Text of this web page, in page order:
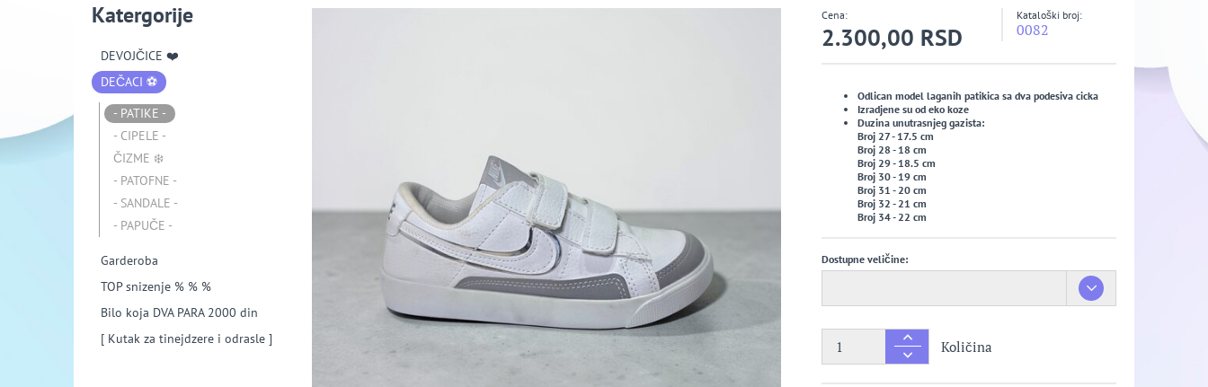
Katergorije
DEVOJČICE ❤️
DEČACI ⚽️
- PATIKE -
- CIPELE -
ČIZME ❄️
- PATOFNE -
- SANDALE -
- PAPUČE -
Garderoba
TOP snizenje % % %
Bilo koja DVA PARA 2000 din
[ Kutak za tinejdzere i odrasle ]
Cena:
2.300,00 RSD
Kataloški broj:
0082
Odlican model laganih patikica sa dva podesiva cicka
Izradjene su od eko koze
Duzina unutrasnjeg gazista:
Broj 27 - 17.5 cm
Broj 28 - 18 cm
Broj 29 - 18.5 cm
Broj 30 - 19 cm
Broj 31 - 20 cm
Broj 32 - 21 cm
Broj 34 - 22 cm
Dostupne veličine:
Količina